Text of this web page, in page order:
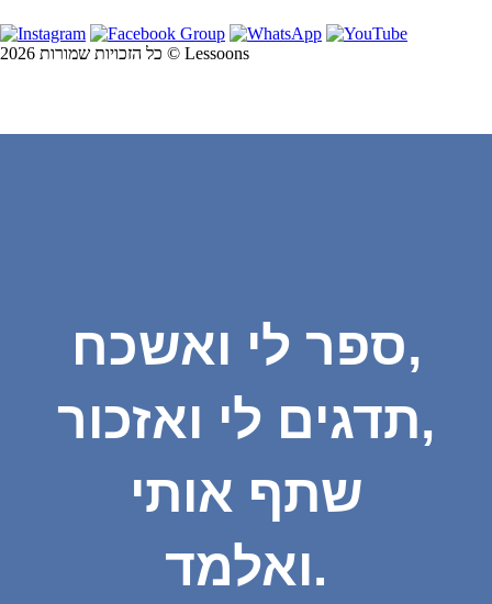
כל הזכויות שמורות 2026 © Lessoons
ספר לי ואשכח,
תדגים לי ואזכור,
שתף אותי
ואלמד.